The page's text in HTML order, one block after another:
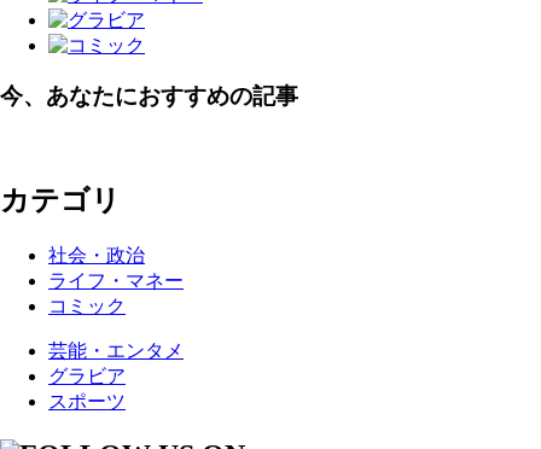
今、あなたにおすすめの記事
カテゴリ
社会・政治
ライフ・マネー
コミック
芸能・エンタメ
グラビア
スポーツ